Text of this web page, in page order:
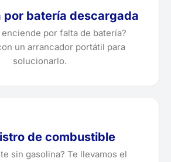
por batería descargada
enciende por falta de batería?
un arrancador portátil para
solucionarlo.
de combustible
sin gasolina? Te llevamos el